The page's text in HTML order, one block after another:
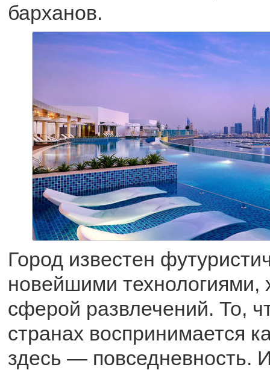
барханов.
Город известен
новейшими технологиями,
сферой развлечений. То,
странах воспринимается
здесь — повседневность.